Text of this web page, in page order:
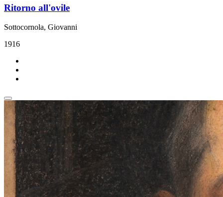
Ritorno all'ovile
Sottocornola, Giovanni
1916